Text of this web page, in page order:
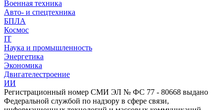
Военная техника
Авто- и спецтехника
БПЛА
Космос
IT
Наука и промышленность
Энергетика
Экономика
Двигателестроение
ИИ
Регистрационный номер СМИ ЭЛ № ФС 77 - 80668 выдано
Федеральной службой по надзору в сфере связи,